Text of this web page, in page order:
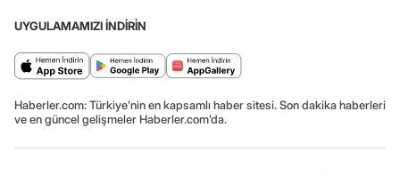
UYGULAMAMIZI İNDİRİN
Haberler.com: Türkiye’nin en kapsamlı haber sitesi. Son dakika haberleri
ve en güncel gelişmeler Haberler.com’da.